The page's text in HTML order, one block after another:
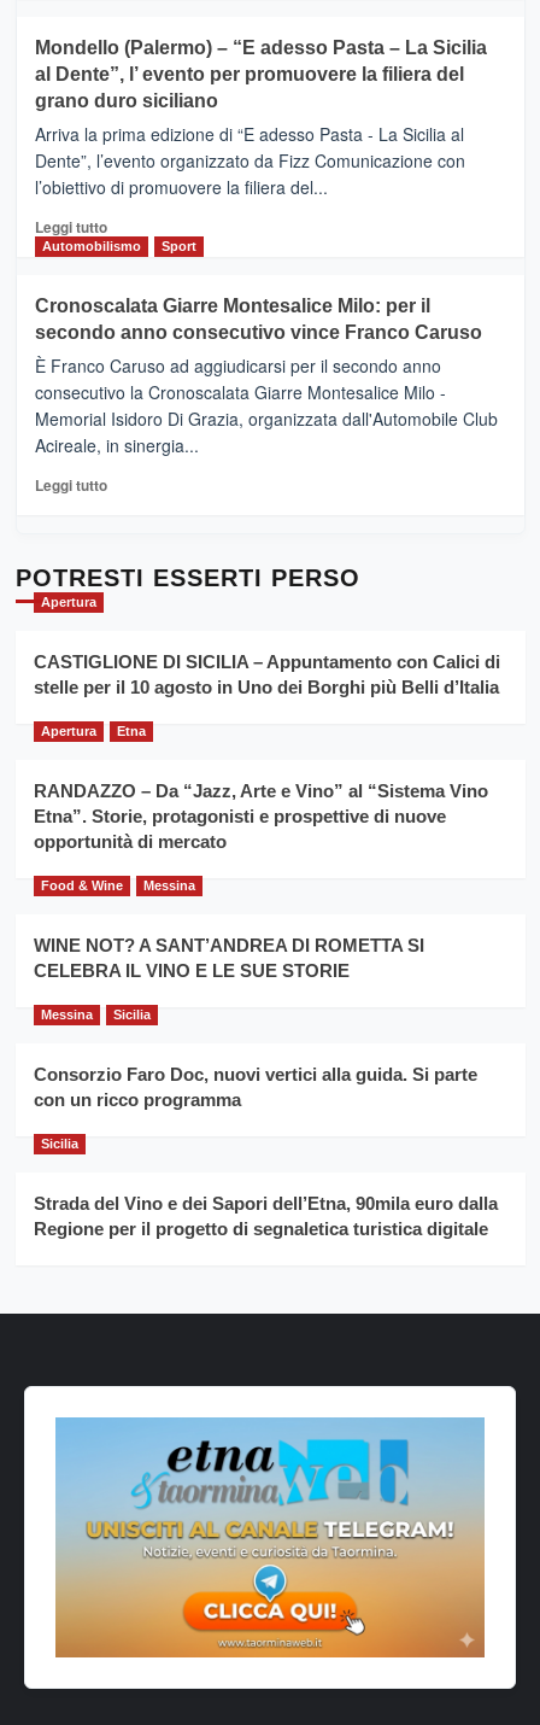
e
messaggi
di
CASTIGLIONE
DI
SICILIA
(Ct)
–
Il
Borgo
Gusto,
il
tra
sapori
vicoli
medievali
Mondello (Palermo) – “E adesso Pasta – La Sicilia
al Dente”, l’ evento per promuovere la filiera del
grano duro siciliano
Arriva la prima edizione di “E adesso Pasta - La Sicilia al
Dente”, l’evento organizzato da Fizz Comunicazione con
l’obiettivo di promuovere la filiera del...
Leggi tuttoLeggi
di
Mondello
(Palermo)
–
“E
adesso
Pasta
–
Sicilia
l’
evento
la
filiera
grano
Automobilismo Sport
Cronoscalata Giarre Montesalice Milo: per il
secondo anno consecutivo vince Franco Caruso
È Franco Caruso ad aggiudicarsi per il secondo anno
consecutivo la Cronoscalata Giarre Montesalice Milo -
Memorial Isidoro Di Grazia, organizzata dall'Automobile Club
Acireale, in sinergia...
Leggi tuttoLeggi
Cronoscalata
per
il
anno
Franco
Caruso
POTRESTI ESSERTI PERSO
Apertura
CASTIGLIONE DI SICILIA – Appuntamento con Calici di
stelle per il 10 agosto in Uno dei Borghi più Belli d’Italia
Apertura Etna
RANDAZZO – Da “Jazz, Arte e Vino” al “Sistema Vino
Etna”. Storie, protagonisti e prospettive di nuove
opportunità di mercato
Food & Wine Messina
WINE NOT? A SANT’ANDREA DI ROMETTA SI
CELEBRA IL VINO E LE SUE STORIE
Messina Sicilia
Consorzio Faro Doc, nuovi vertici alla guida. Si parte
con un ricco programma
Sicilia
Strada del Vino e dei Sapori dell’Etna, 90mila euro dalla
Regione per il progetto di segnaletica turistica digitale